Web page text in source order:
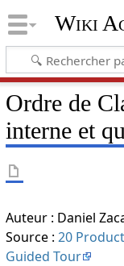
Wiki
Ordre de
interne et
Auteur : Daniel
Source : 20
Guided Tour